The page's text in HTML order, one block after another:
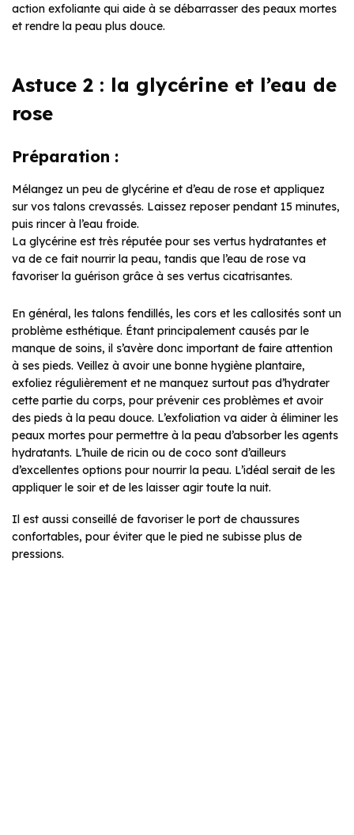
action exfoliante qui aide à se débarrasser des peaux mortes
et rendre la peau plus douce.
Astuce 2 : la glycérine et l’eau de
rose
Préparation :
Mélangez un peu de glycérine et d’eau de rose et appliquez
sur vos talons crevassés. Laissez reposer pendant 15 minutes,
puis rincer à l’eau froide.
La glycérine est très réputée pour ses vertus hydratantes et
va de ce fait nourrir la peau, tandis que l’eau de rose va
favoriser la guérison grâce à ses vertus cicatrisantes.
En général, les talons fendillés, les cors et les callosités sont un
problème esthétique. Étant principalement causés par le
manque de soins, il s’avère donc important de faire attention
à ses pieds. Veillez à avoir une bonne hygiène plantaire,
exfoliez régulièrement et ne manquez surtout pas d’hydrater
cette partie du corps, pour prévenir ces problèmes et avoir
des pieds à la peau douce. L’exfoliation va aider à éliminer les
peaux mortes pour permettre à la peau d’absorber les agents
hydratants. L’huile de ricin ou de coco sont d’ailleurs
d’excellentes options pour nourrir la peau. L’idéal serait de les
appliquer le soir et de les laisser agir toute la nuit.
Il est aussi conseillé de favoriser le port de chaussures
confortables, pour éviter que le pied ne subisse plus de
pressions.